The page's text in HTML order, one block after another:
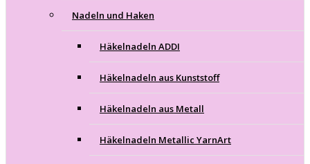
Nadeln und Haken
Häkelnadeln ADDI
Häkelnadeln aus Kunststoff
Häkelnadeln aus Metall
Häkelnadeln Metallic YarnArt